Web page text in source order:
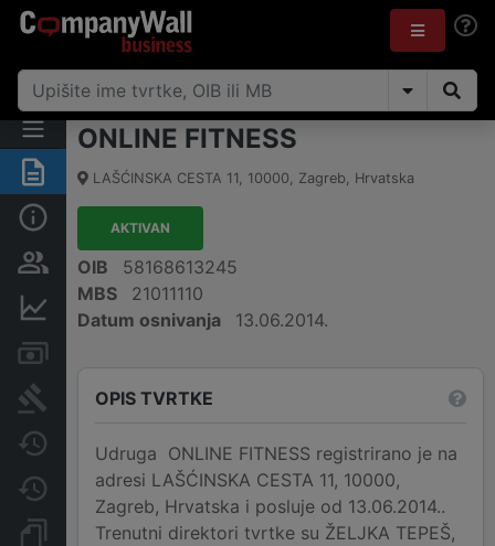
Sažetak
Osobe i vlasništvo
Sudske objave
Javne nabavke
Promjene
Dokumenti i objave
ONLINE FITNESS
LAŠĆINSKA CESTA 11, 10000, Zagreb, Hrvatska
AKTIVAN
OIB
58168613245
MBS
21011110
Datum osnivanja
13.06.2014.
OPIS TVRTKE
Udruga ONLINE FITNESS registrirano je na
adresi LAŠĆINSKA CESTA 11, 10000,
Zagreb, Hrvatska i posluje od 13.06.2014..
Trenutni direktori tvrtke su ŽELJKA TEPEŠ,